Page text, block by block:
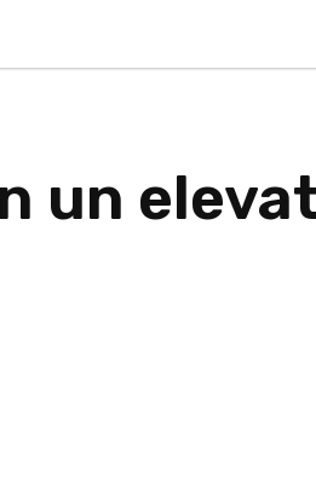
un